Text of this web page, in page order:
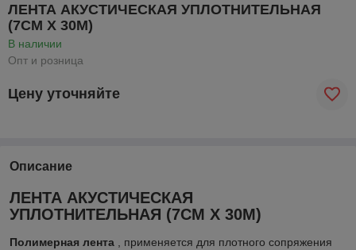
ЛЕНТА АКУСТИЧЕСКАЯ УПЛОТНИТЕЛЬНАЯ
(7СМ Х 30М)
В наличии
Опт и розница
Цену уточняйте
Описание
ЛЕНТА АКУСТИЧЕСКАЯ
УПЛОТНИТЕЛЬНАЯ (7СМ Х 30М)
Полимерная лента , применяется для плотного сопряжения